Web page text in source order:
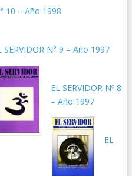
10 – Año 1998
SERVIDOR N° 9 – Año 1997
EL SERVIDOR Nº 8
– Año 1997
EL